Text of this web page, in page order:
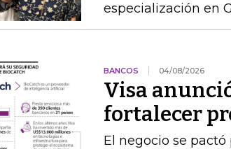
especialización en
BANCOS 04/08/2026
Visa
fortalecer
El negocio se